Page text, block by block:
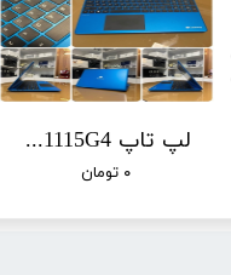
لپ تاپ Open Box Gateway GWNC31514 | Core i3-1115G4 | رم 4 گیگ | SSD 256 گیگ
۰ تومان
مانیتور HP EliteDisplay E231